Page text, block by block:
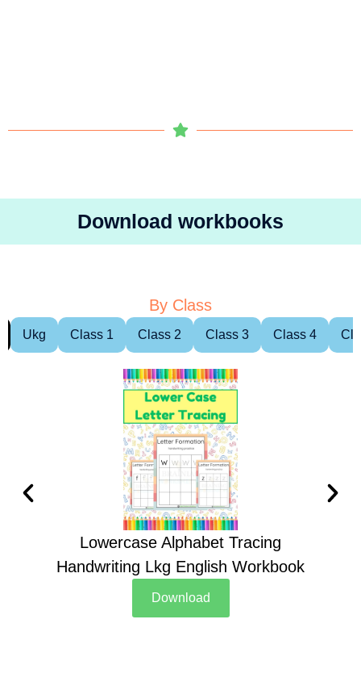
Download workbooks
By Class
Ukg Class 1 Class 2 Class 3 Class 4
Lowercase Alphabet Tracing
Handwriting Lkg English Workbook
Download